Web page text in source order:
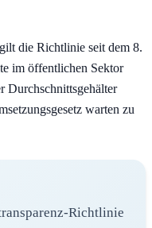
die Richtlinie seit dem 8.
im öffentlichen Sektor
Durchschnittsgehälter
warten zu
Richtlinie